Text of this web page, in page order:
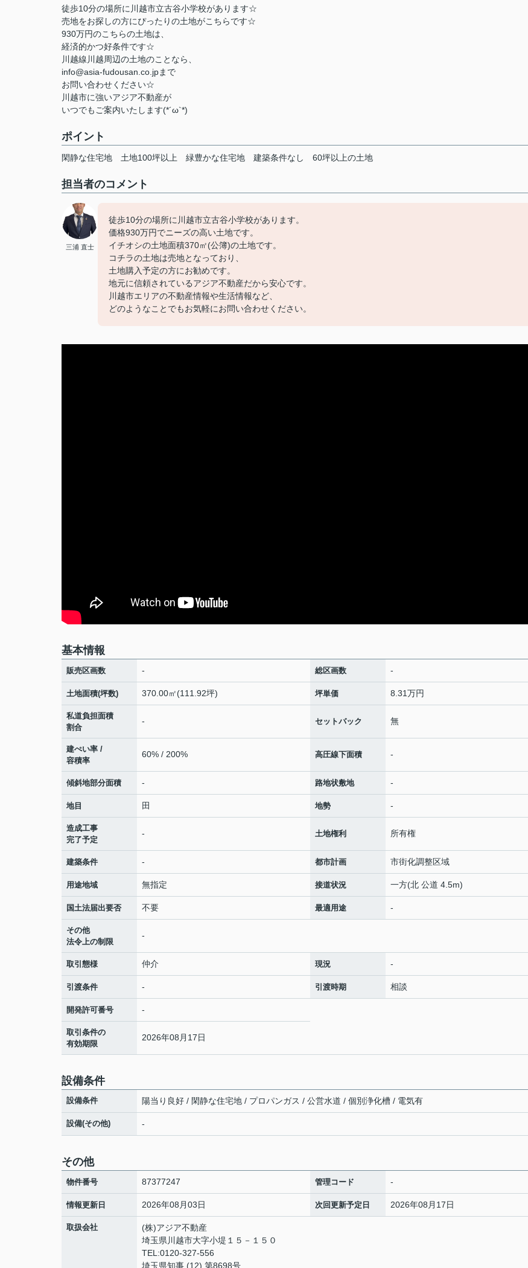
徒歩10分の場所に川越市立古谷小学校があります☆
売地をお探しの方にぴったりの土地がこちらです☆
930万円のこちらの土地は、
経済的かつ好条件です☆
川越線川越周辺の土地のことなら、
info@asia-fudousan.co.jpまで
お問い合わせください☆
川越市に強いアジア不動産が
いつでもご案内いたします(*´ω`*)
ポイント
閑静な住宅地 土地100坪以上 緑豊かな住宅地 建築条件なし 60坪以上の土地
担当者のコメント
三浦 直士
徒歩10分の場所に川越市立古谷小学校があります。
価格930万円でニーズの高い土地です。
イチオシの土地面積370㎡(公簿)の土地です。
コチラの土地は売地となっており、
土地購入予定の方にお勧めです。
地元に信頼されているアジア不動産だから安心です。
川越市エリアの不動産情報や生活情報など、
どのようなことでもお気軽にお問い合わせください。
基本情報
販売区画数 - 総区画数 -
土地面積(坪数) 370.00㎡(111.92坪) 坪単価 8.31万円
私道負担面積
割合
- セットバック 無
建ぺい率 /
容積率
60% / 200% 高圧線下面積 -
傾斜地部分面積 - 路地状敷地 -
地目 田 地勢 -
造成工事
完了予定
- 土地権利 所有権
建築条件 - 都市計画 市街化調整区域
用途地域 無指定 接道状況 一方(北 公道 4.5m)
国土法届出要否 不要 最適用途 -
その他
法令上の制限
-
取引態様 仲介 現況 -
引渡条件 - 引渡時期 相談
開発許可番号 -
取引条件の
有効期限
2026年08月17日
設備条件
設備条件 陽当り良好 / 閑静な住宅地 / プロパンガス / 公営水道 / 個別浄化槽 / 電気有
設備(その他) -
その他
物件番号 87377247 管理コード -
情報更新日 2026年08月03日 次回更新予定日 2026年08月17日
取扱会社
(株)アジア不動産
埼玉県川越市大字小堤１５－１５０
TEL:0120-327-556
埼玉県知事 (12) 第8698号